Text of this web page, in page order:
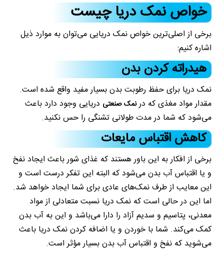
خواص نمک دریا چیست
برخی از اصلی‌ترین خواص نمک دریایی می‌توان به موارد ذیل
اشاره کنیم:
هیدراته کردن بدن
نمک دریا برای حفظ رطوبت بدن بسیار مفید واقع شده است.
مقدار مواد مغذی که درنمک صنعتی دریایی وجود دارد باعث
می‌شود که شما در مدت طولانی تشنگی را حس نکنید.
کاهش اقتباس مایعات
برخی از افکار به این باور هستند که غذای شور باعث ایجاد نفخ
و یا اقتباس آب بدن می‌شود که البته این تفکر درست است و
این معایب از طرف نمک‌های عادی برای شما ایجاد خواهد شد.
اما این در حالی است که نمک دریا نسبت متعادلی از مواد
معدنی، پتاسیم و سدیم آزاد را دارا می‌باشد و این به آب بدن
کمک می‌کند. شما با خوردن و یا اضافه کردن نمک دریا باعث
می‌شوید که نفخ و اقتباس آب بدن بسیار مؤثر است.